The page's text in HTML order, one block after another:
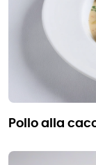
pollo alla